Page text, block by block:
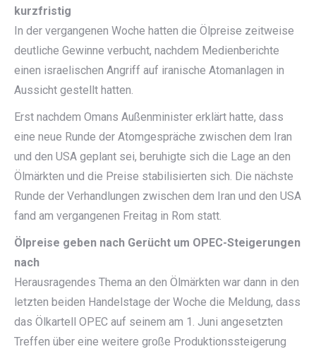
kurzfristig
In der vergangenen Woche hatten die Ölpreise zeitweise
deutliche Gewinne verbucht, nachdem Medienberichte
einen israelischen Angriff auf iranische Atomanlagen in
Aussicht gestellt hatten.
Erst nachdem Omans Außenminister erklärt hatte, dass
eine neue Runde der Atomgespräche zwischen dem Iran
und den USA geplant sei, beruhigte sich die Lage an den
Ölmärkten und die Preise stabilisierten sich. Die nächste
Runde der Verhandlungen zwischen dem Iran und den USA
fand am vergangenen Freitag in Rom statt.
Ölpreise geben nach Gerücht um OPEC-Steigerungen
nach
Herausragendes Thema an den Ölmärkten war dann in den
letzten beiden Handelstage der Woche die Meldung, dass
das Ölkartell OPEC auf seinem am 1. Juni angesetzten
Treffen über eine weitere große Produktionssteigerung